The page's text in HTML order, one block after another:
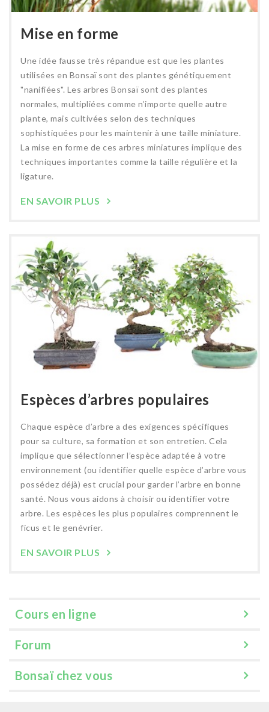
Mise en forme
Une idée fausse très répandue est que les plantes
utilisées en Bonsaï sont des plantes génétiquement
"nanifiées". Les arbres Bonsaï sont des plantes
normales, multipliées comme n’importe quelle autre
plante, mais cultivées selon des techniques
sophistiquées pour les maintenir à une taille miniature.
La mise en forme de ces arbres miniatures implique des
techniques importantes comme la taille régulière et la
ligature.
EN SAVOIR PLUS
Espèces d’arbres populaires
Chaque espèce d’arbre a des exigences spécifiques
pour sa culture, sa formation et son entretien. Cela
implique que sélectionner l’espèce adaptée à votre
environnement (ou identifier quelle espèce d’arbre vous
possédez déjà) est crucial pour garder l’arbre en bonne
santé. Nous vous aidons à choisir ou identifier votre
arbre. Les espèces les plus populaires comprennent le
ficus et le genévrier.
EN SAVOIR PLUS
Cours en ligne
Forum
Bonsaï chez vous